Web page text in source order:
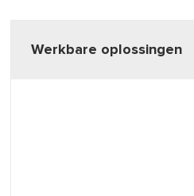
Werkbare oplossingen